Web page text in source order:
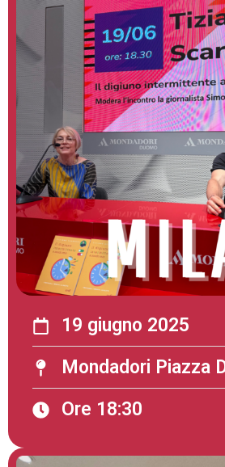
19 giugno 2025
Mondadori Piazza
Ore 18:30